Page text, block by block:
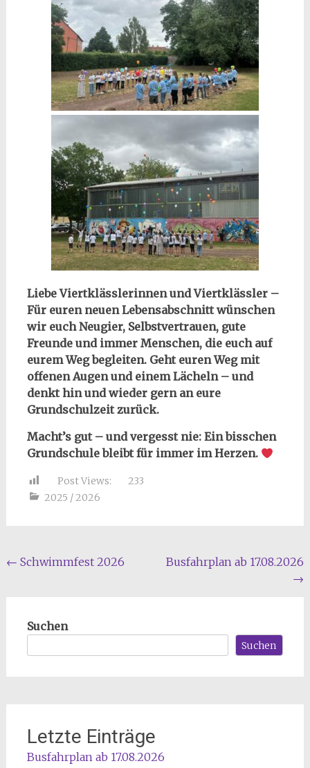
Liebe Viertklässlerinnen und Viertklässler –
Für euren neuen Lebensabschnitt wünschen
wir euch Neugier, Selbstvertrauen, gute
Freunde und immer Menschen, die euch auf
eurem Weg begleiten. Geht euren Weg mit
offenen Augen und einem Lächeln – und
denkt hin und wieder gern an eure
Grundschulzeit zurück.
Macht’s gut – und vergesst nie: Ein bisschen
Grundschule bleibt für immer im Herzen.
Post Views:
233
2025 / 2026
Beitragsnavigation
← Schwimmfest 2026
Busfahrplan ab 17.08.2026
→
Suchen
Suchen
Letzte Einträge
Busfahrplan ab 17.08.2026